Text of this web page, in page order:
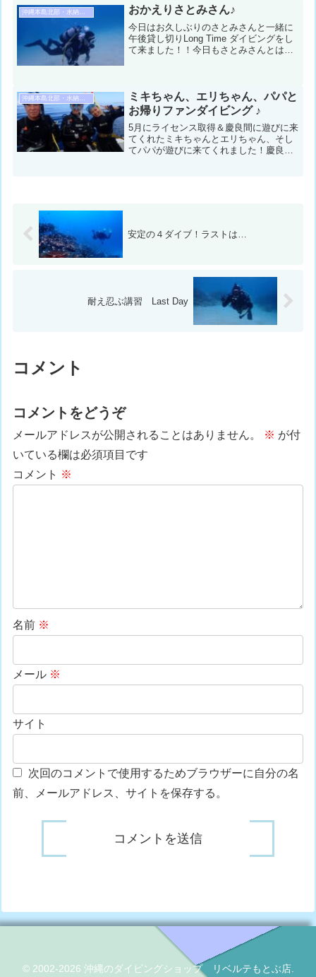
本島沿いでのんびり遊んできましたよコ
ンディション＆データ...
沖縄本島北部・水納島・瀬底島ダイビング おかえりさとみさん♪
今日はお久しぶりのさとみさんと一緒に
午後貸し切りLong Time ダイビングをし
て来ました！！今日もさとみさんとは
＆データ気温：２...
沖縄本島北部・水納島・瀬底島ダイビング
ミキちゃん、エリちゃん、パパと
お帰りファンダイビング ♪
5月にライセンス取得＆慶良間に遊びに来
てくれたミキちゃんとエリちゃん、そし
てパパが遊びに来てくれました！慶良間
安定の４ダイブ！ラストは…
耐え忍ぶ講習 Last Day
コメント
コメントをどうぞ
メールアドレスが公開されることはありません。 ※ が付
いている欄は必須項目です
コメント ※
名前 ※
メール ※
サイト
次回のコメントで使用するためブラウザーに自分の名
前、メールアドレス、サイトを保存する。
© 2002-2026 沖縄のダイビングショップ リベルテもとぶ店.